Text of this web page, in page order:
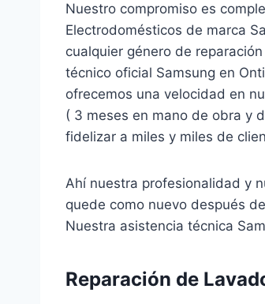
Nuestro compromiso es
Electrodomésticos de marca
cualquier género de
técnico oficial Samsung en
ofrecemos una velocidad en
( 3 meses en mano de obra y
fidelizar a miles y miles de
Ahí nuestra profesionalidad y
quede como nuevo después
Nuestra asistencia técnica
Reparación de